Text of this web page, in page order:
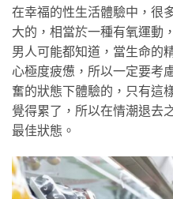
在幸福的性生活體驗中，很
大的，相當於一種有氧運動
男人可能都知道，當生命的
心極度疲憊，所以一定要考
奮的狀態下體驗的，只有這
覺得累了，所以在情潮退去
最佳狀態。